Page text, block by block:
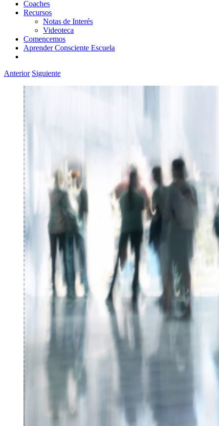
Coaches
Recursos
Notas de Interés
Videoteca
Comencemos
Aprender Consciente Escuela
Anterior Siguiente
Ver
imagen
más
grande